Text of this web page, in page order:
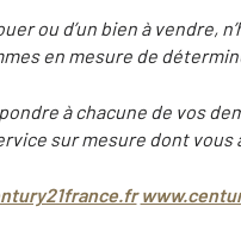
ou d’un bien à vendre,
en mesure de
à chacune de vos
sur mesure dont vous